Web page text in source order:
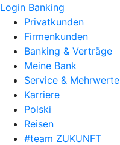
Login Banking
Privatkunden
Firmenkunden
Banking & Verträge
Meine Bank
Service & Mehrwerte
Karriere
Polski
Reisen
#team ZUKUNFT